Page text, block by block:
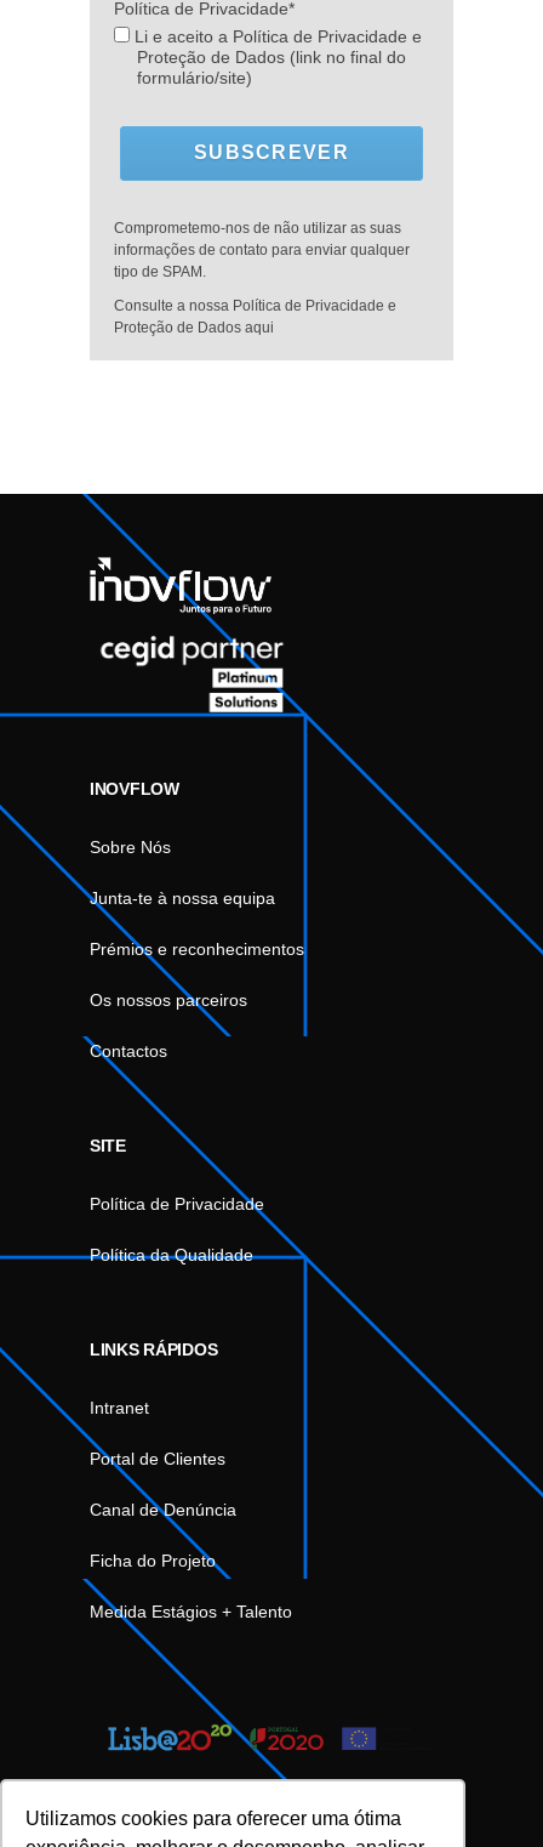
Utilizamos cookies para oferecer uma ótima
Política de Privacidade*
Li e aceito a Política de Privacidade e
Proteção de Dados (link no final do
formulário/site)
SUBSCREVER
Comprometemo-nos de não utilizar as suas
informações de contato para enviar qualquer
tipo de SPAM.
Consulte a nossa Política de Privacidade e
Proteção de Dados aqui
INOVFLOW
Sobre Nós
Junta-te à nossa equipa
Prémios e reconhecimentos
Os nossos parceiros
Contactos
SITE
Política de Privacidade
Política da Qualidade
LINKS RÁPIDOS
Intranet
Portal de Clientes
Canal de Denúncia
Ficha do Projeto
Medida Estágios + Talento